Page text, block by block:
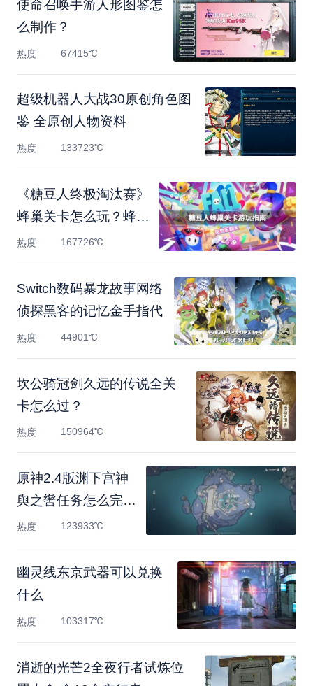
使命召唤手游人形图鉴怎
么制作？
热度 67415℃
超级机器人大战30原创角色图
鉴 全原创人物资料
热度 133723℃
《糖豆人终极淘汰赛》
蜂巢关卡怎么玩？蜂巢
关
热度 167726℃
Switch数码暴龙故事网络
侦探黑客的记忆金手指代
热度 44901℃
坎公骑冠剑久远的传说全关
卡怎么过？
热度 150964℃
原神2.4版渊下宫神
舆之辔任务怎么完
成-渊下宫神
热度 123933℃
幽灵线东京武器可以兑换
什么
热度 103317℃
消逝的光芒2全夜行者试炼位